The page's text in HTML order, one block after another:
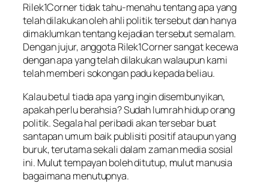
Rilek1Corner tidak tahu-menahu tentang apa yang
telah dilakukan oleh ahli politik tersebut dan hanya
dimaklumkan tentang kejadian tersebut semalam.
Dengan jujur, anggota Rilek1Corner sangat kecewa
dengan apa yang telah dilakukan walaupun kami
telah memberi sokongan padu kepada beliau.
Kalau betul tiada apa yang ingin disembunyikan,
apakah perlu berahsia? Sudah lumrah hidup orang
politik. Segala hal peribadi akan tersebar buat
santapan umum baik publisiti positif ataupun yang
buruk, terutama sekali dalam zaman media sosial
ini. Muluttempayan boleh ditutup, mulutmanusia
bagaimana menutupnya.